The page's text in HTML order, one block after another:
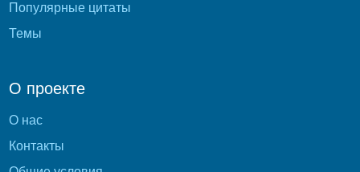
Популярные цитаты
Темы
О проекте
О нас
Контакты